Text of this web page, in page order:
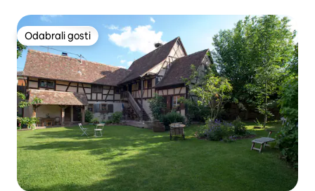
Odabrali gosti
Odabrali gosti